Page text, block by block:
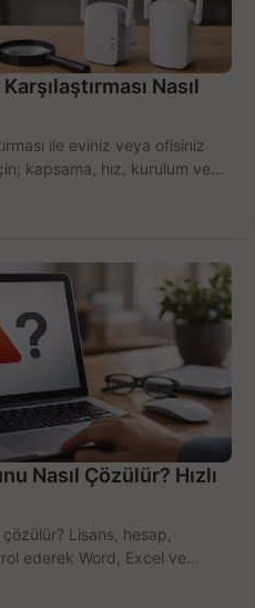
Nasıl
ile eviniz veya ofisiniz
kapsama, hız, kurulum ve
Nasıl Çözülür? Hızlı
Lisans, hesap,
ederek Word, Excel ve